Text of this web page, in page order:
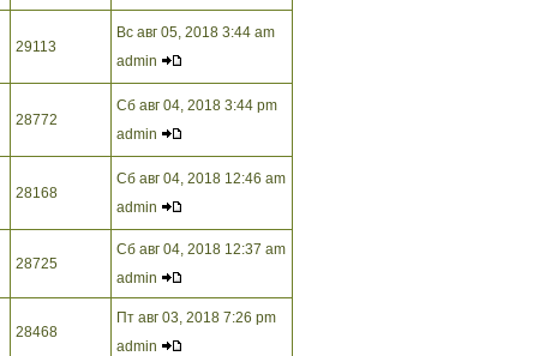
29113
Вс авг 05, 2018 3:44 am
admin
28772
Сб авг 04, 2018 3:44 pm
admin
28168
Сб авг 04, 2018 12:46 am
admin
28725
Сб авг 04, 2018 12:37 am
admin
28468
Пт авг 03, 2018 7:26 pm
admin